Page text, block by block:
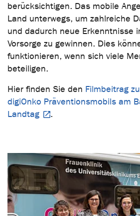
berücksichtigen. Das mobile
Land unterwegs, um zahlreiche
und dadurch neue Erkenntnisse
Vorsorge zu gewinnen. Dies
funktionieren, wenn sich viele
beteiligen.
Hier finden Sie den Filmbeitrag
digiOnko Präventionsmobils am
Landtag
.